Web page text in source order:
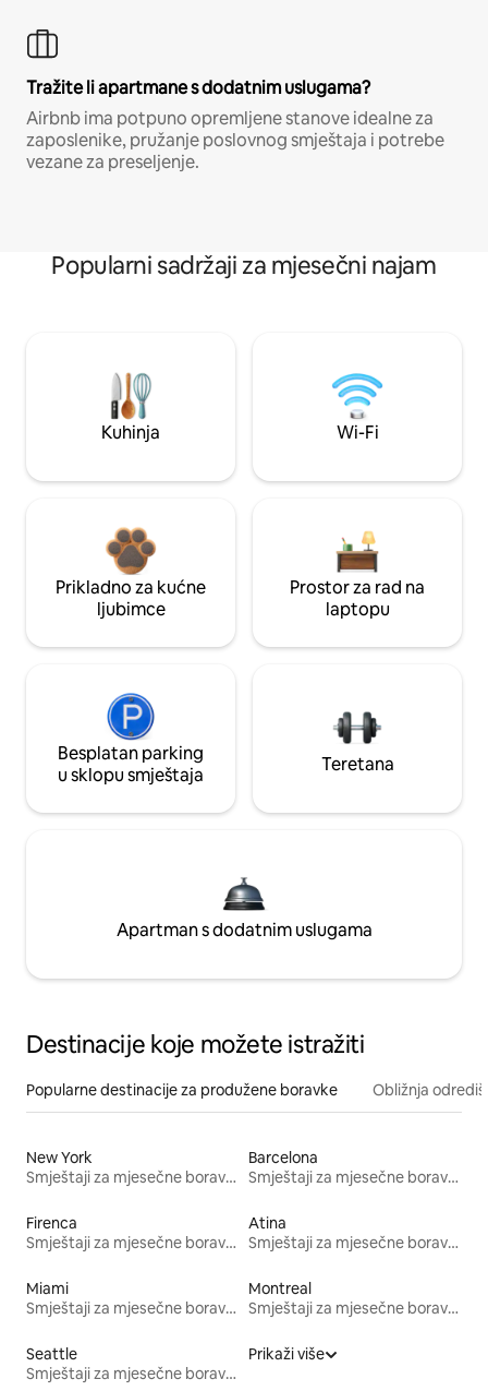
Tražite li apartmane s dodatnim uslugama?
Airbnb ima potpuno opremljene stanove idealne za
zaposlenike, pružanje poslovnog smještaja i potrebe
vezane za preseljenje.
Popularni sadržaji za mjesečni najam
Kuhinja Wi-Fi
Prikladno za kućne
ljubimce
Prostor za rad na
laptopu
Besplatan parking
u sklopu smještaja
Teretana
Apartman s dodatnim uslugama
Destinacije koje možete istražiti
Popularne destinacije za produžene boravke Obližnja
New York
Smještaji za mjesečne boravke
Barcelona
Smještaji za mjesečne boravke
Firenca
Smještaji za mjesečne boravke
Atina
Smještaji za mjesečne boravke
Miami
Smještaji za mjesečne boravke
Montreal
Smještaji za mjesečne boravke
Seattle
Smještaji za mjesečne boravke
Prikaži više